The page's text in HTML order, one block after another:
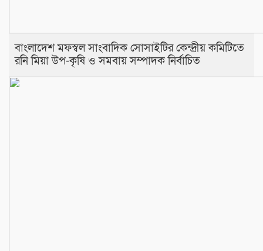
বাংলাদেশ মফস্বল সাংবাদিক সোসাইটির কেন্দ্রীয় কমিটিতে
রনি মিয়া উপ-কৃষি ও সমবায় সম্পাদক নির্বাচিত